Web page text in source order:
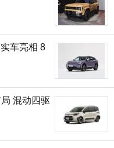
车亮相 8
混动四驱